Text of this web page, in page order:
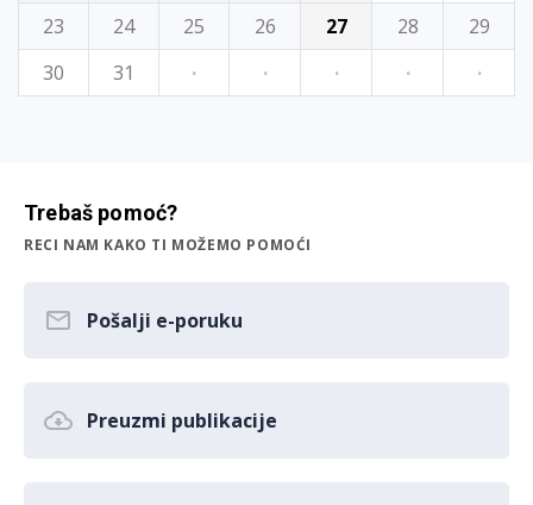
23
24 25 26 27 28
29
30
31 · · · · ·
Trebaš pomoć?
RECI NAM KAKO TI MOŽEMO POMOĆI
Pošalji e-poruku
Preuzmi publikacije